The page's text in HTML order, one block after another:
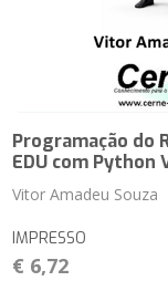
Programação do
EDU com Python
Vitor Amadeu Souza
IMPRESSO
€ 6,72